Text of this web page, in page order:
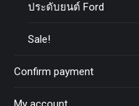
ประดับยนต์ Ford
Sale!
Confirm payment